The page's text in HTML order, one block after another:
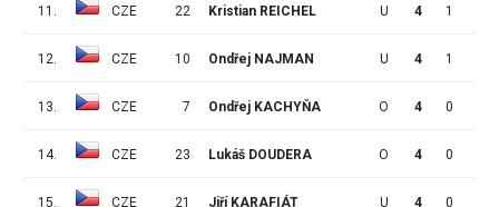
11. CZE 22 Kristian REICHEL U 4 1
12. CZE 10 Ondřej NAJMAN U 4 1
13. CZE 7 Ondřej KACHYŇA O 4 0
14. CZE 23 Lukáš DOUDERA O 4 0
15. CZE 21 Jiří KARAFIÁT U 4 0